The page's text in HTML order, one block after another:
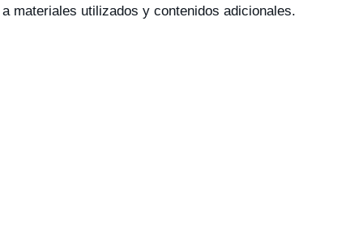
materiales utilizados y contenidos adicionales.